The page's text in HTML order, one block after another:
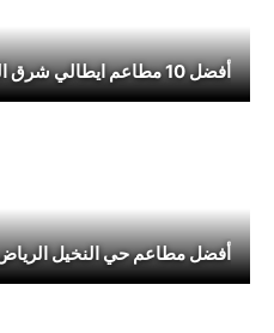
أفضل 10 مطاعم ايطالي شرق الرياض لعام 2026
أفضل مطاعم حي النخيل الرياض